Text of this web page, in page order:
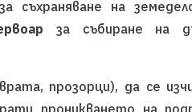
на
за събиране на
прозорци), да се
проникването на